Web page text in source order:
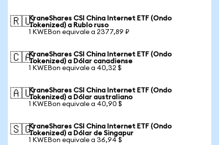
🇷🇺KraneShares CSI China Internet ETF (Ondo
Tokenized) a Rublo ruso
1 KWEBon equivale a 2377,89 ₽
🇨🇦KraneShares CSI China Internet ETF (Ondo
Tokenized) a Dólar canadiense
1 KWEBon equivale a 40,32 $
🇦🇺KraneShares CSI China Internet ETF (Ondo
Tokenized) a Dólar australiano
1 KWEBon equivale a 40,90 $
🇸🇬KraneShares CSI China Internet ETF (Ondo
Tokenized) a Dólar de Singapur
1 KWEBon equivale a 36,94 $